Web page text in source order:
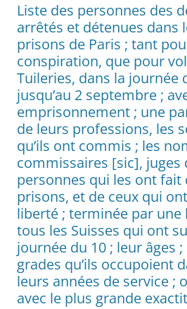
Liste des personnes des
arrêtés et détenues dans
prisons de Paris ; tant
conspiration, que pour
Tuileries, dans la journée
jusqu’au 2 septembre ;
emprisonnement ; une
de leurs professions, les
qu’ils ont commis ; les
commissaires [sic], juges
personnes qui les ont fait
prisons, et de ceux qui
liberté ; terminée par une
tous les Suisses qui ont
journée du 10 ; leur âges
grades qu’ils occupoient
leurs années de service ;
avec le plus grande